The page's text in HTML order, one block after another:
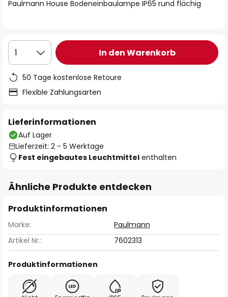
Paulmann House Bodeneinbaulampe IP65 rund flächig
1 In den Warenkorb
50 Tage kostenlose Retoure
Flexible Zahlungsarten
Lieferinformationen
Auf Lager
Lieferzeit: 2 - 5 Werktage
Fest eingebautes Leuchtmittel enthalten
Ähnliche Produkte entdecken
Produktinformationen
Marke:
Paulmann
Artikel Nr.:
7602313
Produktinformationen